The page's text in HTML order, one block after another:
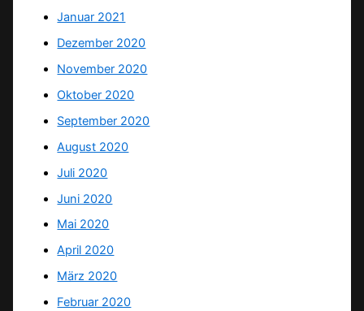
Januar 2021
Dezember 2020
November 2020
Oktober 2020
September 2020
August 2020
Juli 2020
Juni 2020
Mai 2020
April 2020
März 2020
Februar 2020